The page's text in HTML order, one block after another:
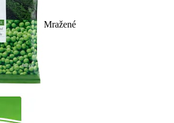
Mražené